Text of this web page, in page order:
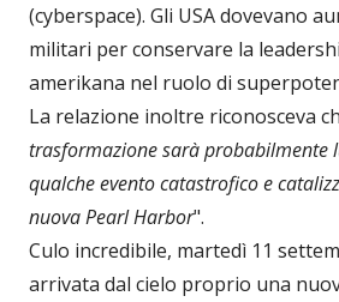
(cyberspace). Gli USA dovevano
militari per conservare la
amerikana nel ruolo di
La relazione inoltre riconosceva
trasformazione sarà probabilmente
qualche evento catastrofico e
nuova Pearl Harbor".
Culo incredibile, martedì 11
arrivata dal cielo proprio una